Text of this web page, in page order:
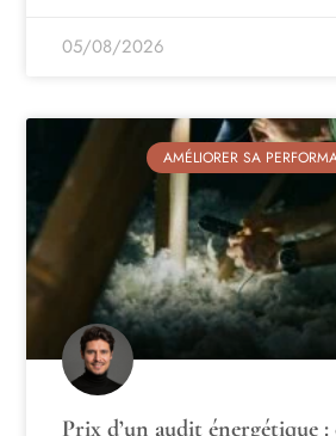
05/08/2026
AMÉLIORER SA
Prix d’un audit énergétique